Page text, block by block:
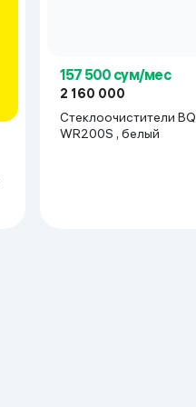
157 500 сум/мес
2 160 000
Cтеклоочистители BQ
WR200S , белый